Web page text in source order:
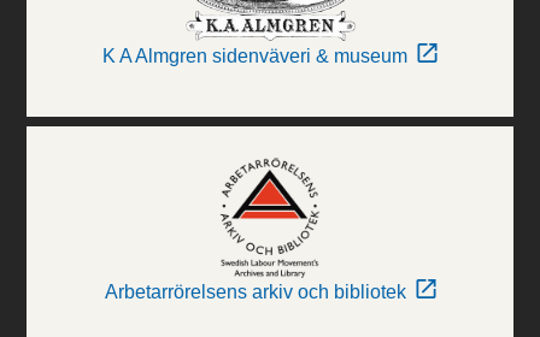
K A Almgren sidenväveri & museum
Arbetarrörelsens arkiv och bibliotek